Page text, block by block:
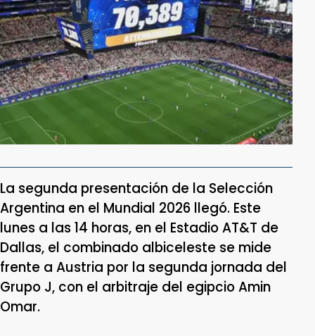
La segunda presentación de la Selección
Argentina en el Mundial 2026 llegó. Este
lunes a las 14 horas, en el Estadio AT&T de
Dallas, el combinado albiceleste se mide
frente a Austria por la segunda jornada del
Grupo J, con el arbitraje del egipcio Amin
Omar.